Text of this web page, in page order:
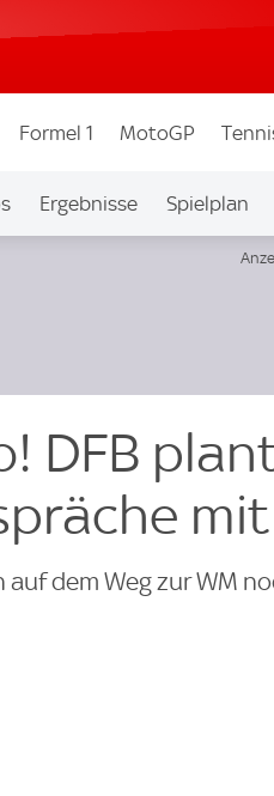
Formel 1 MotoGP
Ergebnisse Spielplan
DFB
dem Weg zur WM